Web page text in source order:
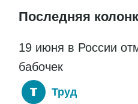
Последняя
19 июня в России
бабочек
Труд